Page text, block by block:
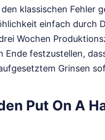
klassischen Fehler
einfach durch
Wochen
festzustellen,
Grinsen
Put On A